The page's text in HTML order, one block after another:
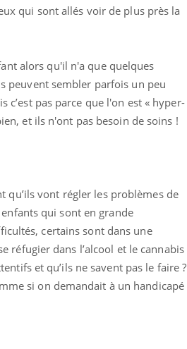
qui sont allés voir de plus près la
alors qu'il n'a que quelques
peuvent sembler parfois un peu
c’est pas parce que l'on est « hyper-
et ils n'ont pas besoin de soins !
qu’ils vont régler les problèmes de
qui sont en grande
certains sont dans une
réfugier dans l’alcool et le cannabis
et qu’ils ne savent pas le faire ?
si on demandait à un handicapé